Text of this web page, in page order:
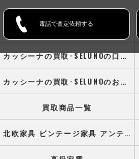
電話で査定依頼する
ホーム
カッシーナの買取･SELUNOの口コミ情報
カッシーナの買取･SELUNOのお客様の声
買取商品一覧
北欧家具 ビンテージ家具 アンティーク家具